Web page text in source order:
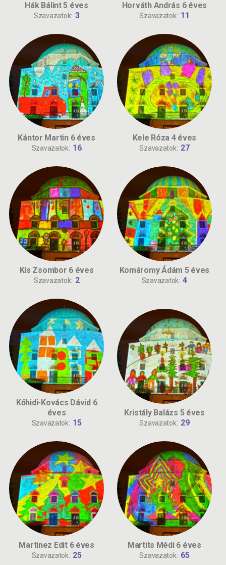
Hák Bálint 5 éves
Szavazatok: 3
Horváth András 6 éves
Szavazatok: 11
Kántor Martin 6 éves
Szavazatok: 16
Kele Róza 4 éves
Szavazatok: 27
Kis Zsombor 6 éves
Szavazatok: 2
Komáromy Ádám 5 éves
Szavazatok:4
Kőhidi-Kovács Dávid 6
éves
Szavazatok: 15
Kristály Balázs 5 éves
Szavazatok: 29
Martinez Edit 6 éves
Szavazatok: 25
Martits Médi 6 éves
Szavazatok: 65